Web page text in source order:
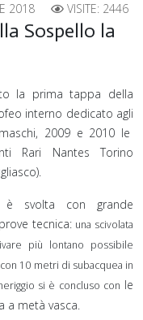
2018 VISITE: 2446
Sospello la
la prima tappa della
interno dedicato agli
2009 e 2010 le
Rari Nantes Torino
è svolta con grande
tecnica: una scivolata
più lontano possibile
10 metri di subacquea in
si è concluso con le
a metà vasca.